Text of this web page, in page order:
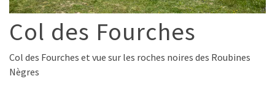
Col des Fourches
Col des Fourches et vue sur les roches noires des Roubines
Nègres